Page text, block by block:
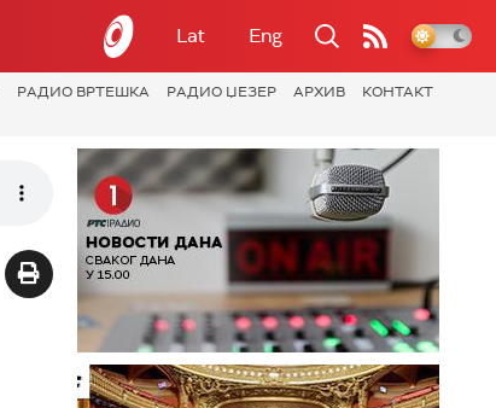
Lat Eng
РАДИО ВРТЕШКА РАДИО ЏЕЗЕР АРХИВ
КОНТАКТ